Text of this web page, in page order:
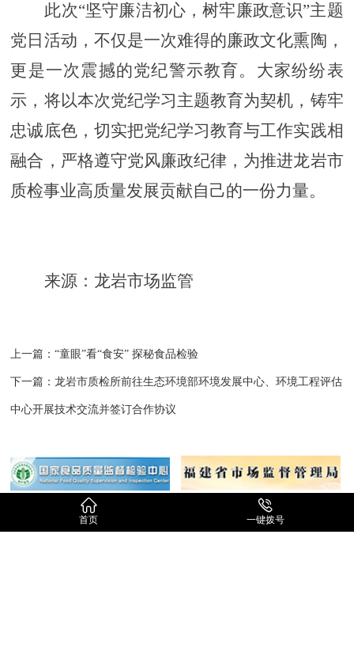
此次“坚守廉洁初心，树牢廉政意识”主题
党日活动 ， 不仅是一次难得的廉政文化熏陶，
更是一次震撼的党纪警示教育。 大家纷纷表
示，将以本次党纪学习主题教育为契机，铸牢
忠诚底色，切实把党纪学习教育与工作实践相
融合，严格遵守党风廉政纪律， 为推进龙岩市
质检事业高质量发展贡献自己的一份力量。
来源：龙岩市场监管
上一篇：“童眼”看“食安” 探秘食品检验
下一篇：龙岩市质检所前往生态环境部环境发展中心、环境工程评估
中心开展技术交流并签订合作协议
版权所有：龙岩市产品质量检验所 ICP备案号：闽ICP备13002203号-1

首页

一键拨号